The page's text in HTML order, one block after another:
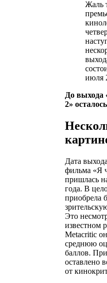
Жаль
июля
До выхода
2» осталось
Дата
фильма «Я
пришлась
года. В
приобрела
Это
известном
Metacritic
среднюю
баллов.
оставлено
от